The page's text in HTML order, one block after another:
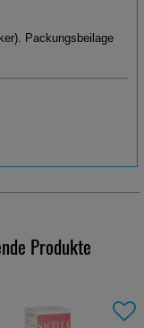
Packungsbeilage
Produkte